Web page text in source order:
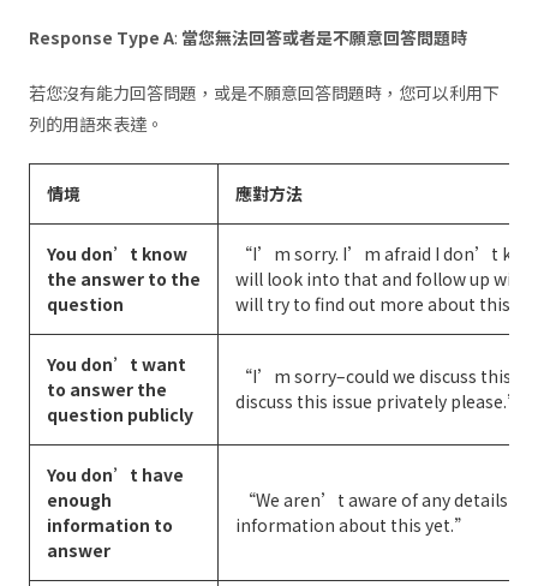
Response Type A: 當您無法回答或者是不願意回答問題時
若您沒有能力回答問題，或是不願意回答問題時，您可以利用下
列的用語來表達。
情境 應對方法
You don’t know
the answer to the
question
“I’m sorry. I’m afraid I don’t
will look into that and follow up
will try to find out more about this.”
You don’t want
to answer the
question publicly
“I’m sorry–could we discuss this
discuss this issue privately please.”
You don’t have
enough
information to
answer
“We aren’t aware of any details
information about this yet.”